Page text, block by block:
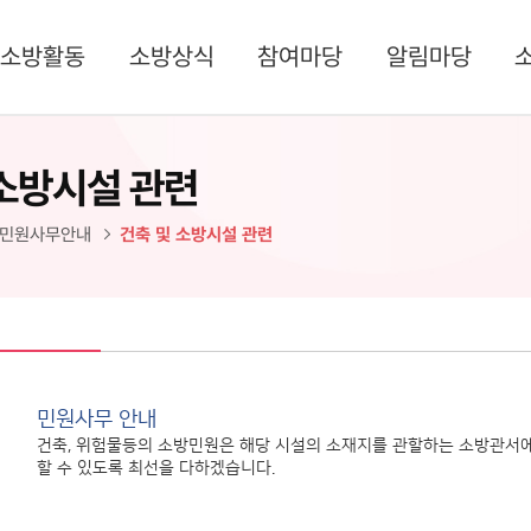
소방활동 소방상식 참여마당 알림마당
민원사무안내 건축 및 소방시설 관련
방시설 관련
민원사무 안내
건축, 위험물등의 소방민원은 해당 시설의 소재지를 관할하는 소방관
할 수 있도록 최선을 다하겠습니다.